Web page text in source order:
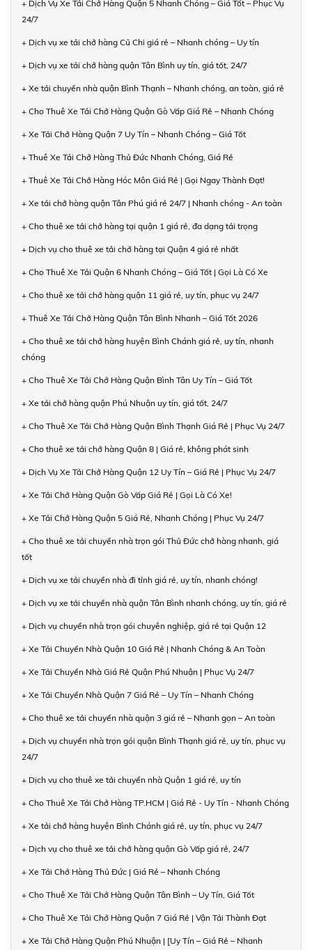
+ Dịch Vụ Xe Tải Chở Hàng Quận 5 Nhanh Chóng – Giá Tốt – Phục Vụ
24/7
+ Dịch vụ xe tải chở hàng Củ Chi giá rẻ – Nhanh chóng – Uy tín
+ Dịch vụ xe tải chở hàng quận Tân Bình uy tín, giá tốt, 24/7
+ Xe tải chuyển nhà quận Bình Thạnh – Nhanh chóng, an toàn, giá rẻ
+ Cho Thuê Xe Tải Chở Hàng Quận Gò Vấp Giá Rẻ – Nhanh Chóng
+ Xe Tải Chở Hàng Quận 7 Uy Tín – Nhanh Chóng – Giá Tốt
+ Thuê Xe Tải Chở Hàng Thủ Đức Nhanh Chóng, Giá Rẻ
+ Thuê Xe Tải Chở Hàng Hóc Môn Giá Rẻ | Gọi Ngay Thành Đạt!
+ Xe tải chở hàng quận Tân Phú giá rẻ 24/7 | Nhanh chóng - An toàn
+ Cho thuê xe tải chở hàng tại quận 1 giá rẻ, đa dạng tải trọng
+ Dịch vụ cho thuê xe tải chở hàng tại Quận 4 giá rẻ nhất
+ Cho Thuê Xe Tải Quận 6 Nhanh Chóng – Giá Tốt | Gọi Là Có Xe
+ Cho thuê xe tải chở hàng quận 11 giá rẻ, uy tín, phục vụ 24/7
+ Thuê Xe Tải Chở Hàng Quận Tân Bình Nhanh – Giá Tốt 2026
+ Cho thuê xe tải chở hàng huyện Bình Chánh giá rẻ, uy tín, nhanh
chóng
+ Cho Thuê Xe Tải Chở Hàng Quận Bình Tân Uy Tín – Giá Tốt
+ Xe tải chở hàng quận Phú Nhuận uy tín, giá tốt, 24/7
+ Cho Thuê Xe Tải Chở Hàng Quận Bình Thạnh Giá Rẻ | Phục Vụ 24/7
+ Cho thuê xe tải chở hàng Quận 8 | Giá rẻ, không phát sinh
+ Dịch Vụ Xe Tải Chở Hàng Quận 12 Uy Tín – Giá Rẻ | Phục Vụ 24/7
+ Xe Tải Chở Hàng Quận Gò Vấp Giá Rẻ | Gọi Là Có Xe!
+ Xe Tải Chở Hàng Quận 5 Giá Rẻ, Nhanh Chóng | Phục Vụ 24/7
+ Cho thuê xe tải chuyển nhà trọn gói Thủ Đức chở hàng nhanh, giá
tốt
+ Dịch vụ xe tải chuyển nhà đi tỉnh giá rẻ, uy tín, nhanh chóng!
+ Dịch vụ xe tải chuyển nhà quận Tân Bình nhanh chóng, uy tín, giá rẻ
+ Dịch vụ chuyển nhà trọn gói chuyên nghiệp, giá rẻ tại Quận 12
+ Xe Tải Chuyển Nhà Quận 10 Giá Rẻ | Nhanh Chóng & An Toàn
+ Xe Tải Chuyển Nhà Giá Rẻ Quận Phú Nhuận | Phục Vụ 24/7
+ Xe Tải Chuyển Nhà Quận 7 Giá Rẻ – Uy Tín – Nhanh Chóng
+ Cho thuê xe tải chuyển nhà quận 3 giá rẻ – Nhanh gọn – An toàn
+ Dịch vụ chuyển nhà trọn gói quận Bình Thạnh giá rẻ, uy tín, phục vụ
24/7
+ Dịch vụ cho thuê xe tải chuyển nhà Quận 1 giá rẻ, uy tín
+ Cho Thuê Xe Tải Chở Hàng TP.HCM | Giá Rẻ - Uy Tín - Nhanh Chóng
+ Xe tải chở hàng huyện Bình Chánh giá rẻ, uy tín, phục vụ 24/7
+ Dịch vụ cho thuê xe tải chở hàng quận Gò Vấp giá rẻ, 24/7
+ Xe Tải Chở Hàng Thủ Đức | Giá Rẻ – Nhanh Chóng
+ Cho Thuê Xe Tải Chở Hàng Quận Tân Bình – Uy Tín, Giá Tốt
+ Cho Thuê Xe Tải Chở Hàng Quận 7 Giá Rẻ | Vận Tải Thành Đạt
+ Xe Tải Chở Hàng Quận Phú Nhuận | [Uy Tín – Giá Rẻ – Nhanh